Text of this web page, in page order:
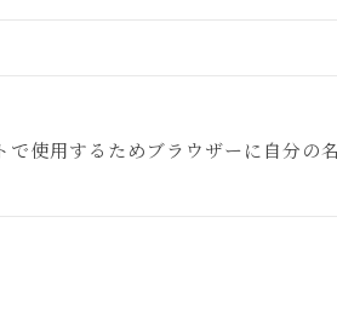
で使用するためブラウザーに自分の